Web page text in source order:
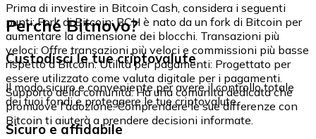
Prima di investire in Bitcoin Cash, considera i seguenti
punti: Fork di Bitcoin: BCH è nato da un fork di Bitcoin per
aumentare la dimensione dei blocchi. Transazioni più
veloci: Offre transazioni più veloci e commissioni più basse
rispetto a Bitcoin. Utilità per pagamenti: Progettato per
essere utilizzato come valuta digitale per i pagamenti.
Supporto della comunità: Ha una comunità dedicata che
promuove l'adozione. Comprendere le sue differenze con
Bitcoin ti aiuterà a prendere decisioni informate.
Perché Bitnovo?
Custodisci le tue criptovalute
Il modo sicuro e conveniente per avere il controllo totale
dei tuoi fondi e proteggere le tue criptovalute.
Sicuro e affidabile